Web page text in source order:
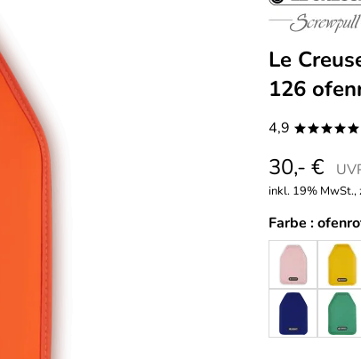
Le
126
4,9 *****
30,- €
inkl. 19% MwSt.,
Farbe :